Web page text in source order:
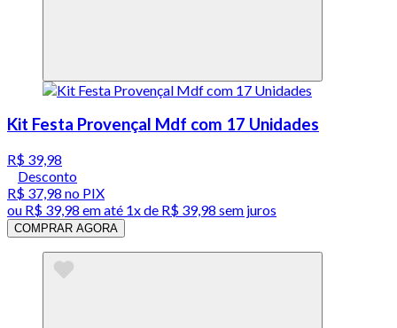
Kit Festa Provençal Mdf com 17 Unidades
R$ 39,98
Desconto
R$ 37,98 no PIX
ou R$ 39,98 em até 1x de R$ 39,98 sem juros
COMPRAR AGORA